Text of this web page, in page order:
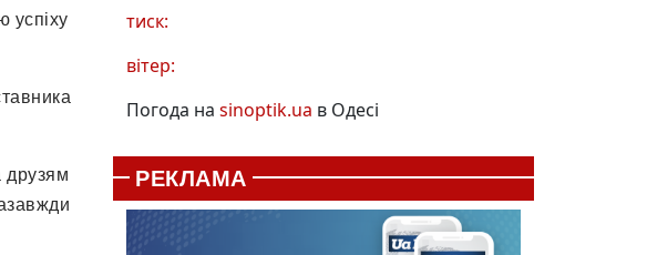
успіху
друзям
тиск:
вітер:
Погода на sinoptik.ua в Одесі
РЕКЛАМА